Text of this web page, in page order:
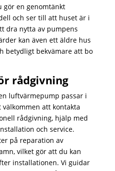
gör en genomtänkt
och ser till att huset är i
dra nytta av pumpens
kan även ett äldre hus
betydligt bekvämare att bo
rådgivning
luftvärmepump passar i
att kontakta
rådgivning, hjälp med
och service.
på reparation av
vilket gör att du kan
installationen. Vi guidar